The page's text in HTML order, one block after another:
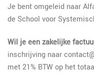
Je bent omgeleid naar
de School voor
Wil je een zakelijke
inschrijving naar
met 21% BTW op het